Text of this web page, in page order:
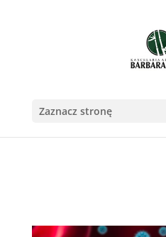
Zaznacz stronę